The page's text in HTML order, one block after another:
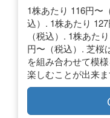
1株あたり 116円〜
込）. 1株あたり
（税込）. 1株あた
円〜（税込）. 芝桜
を組み合わせて模
楽しむことが出来